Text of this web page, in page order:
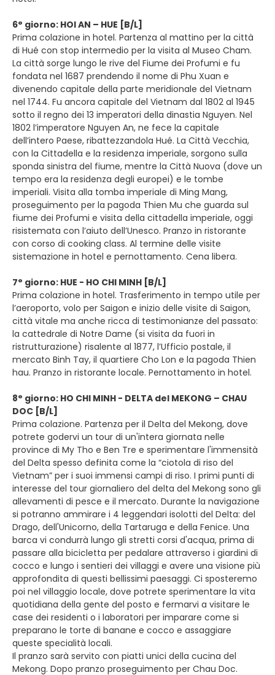
6° giorno: HOI AN – HUE [B/L]
Prima colazione in hotel. Partenza al mattino per la città
di Hué con stop intermedio per la visita al Museo Cham.
La città sorge lungo le rive del Fiume dei Profumi e fu
fondata nel 1687 prendendo il nome di Phu Xuan e
divenendo capitale della parte meridionale del Vietnam
nel 1744. Fu ancora capitale del Vietnam dal 1802 al 1945
sotto il regno dei 13 imperatori della dinastia Nguyen. Nel
1802 l’imperatore Nguyen An, ne fece la capitale
dell’intero Paese, ribattezzandola Hué. La Città Vecchia,
con la Cittadella e la residenza imperiale, sorgono sulla
sponda sinistra del fiume, mentre la Città Nuova (dove un
tempo era la residenza degli europei) e le tombe
imperiali. Visita alla tomba imperiale di Ming Mang,
proseguimento per la pagoda Thien Mu che guarda sul
fiume dei Profumi e visita della cittadella imperiale, oggi
risistemata con l’aiuto dell’Unesco. Pranzo in ristorante
con corso di cooking class. Al termine delle visite
sistemazione in hotel e pernottamento. Cena libera.
7° giorno: HUE - HO CHI MINH [B/L]
Prima colazione in hotel. Trasferimento in tempo utile per
l’aeroporto, volo per Saigon e inizio delle visite di Saigon,
città vitale ma anche ricca di testimonianze del passato:
la cattedrale di Notre Dame (si visita da fuori in
ristrutturazione) risalente al 1877, l’Ufficio postale, il
mercato Binh Tay, il quartiere Cho Lon e la pagoda Thien
hau. Pranzo in ristorante locale. Pernottamento in hotel.
8° giorno: HO CHI MINH - DELTA del MEKONG – CHAU
DOC [B/L]
Prima colazione. Partenza per il Delta del Mekong, dove
potrete godervi un tour di un'intera giornata nelle
province di My Tho e Ben Tre e sperimentare l'immensità
del Delta spesso definita come la “ciotola di riso del
Vietnam” per i suoi immensi campi di riso. I primi punti di
interesse del tour giornaliero del delta del Mekong sono gli
allevamenti di pesce e il mercato. Durante la navigazione
si potranno ammirare i 4 leggendari isolotti del Delta: del
Drago, dell'Unicorno, della Tartaruga e della Fenice. Una
barca vi condurrà lungo gli stretti corsi d'acqua, prima di
passare alla bicicletta per pedalare attraverso i giardini di
cocco e lungo i sentieri dei villaggi e avere una visione più
approfondita di questi bellissimi paesaggi. Ci sposteremo
poi nel villaggio locale, dove potrete sperimentare la vita
quotidiana della gente del posto e fermarvi a visitare le
case dei residenti o i laboratori per imparare come si
preparano le torte di banane e cocco e assaggiare
queste specialità locali.
Il pranzo sarà servito con piatti unici della cucina del
Mekong. Dopo pranzo proseguimento per Chau Doc.